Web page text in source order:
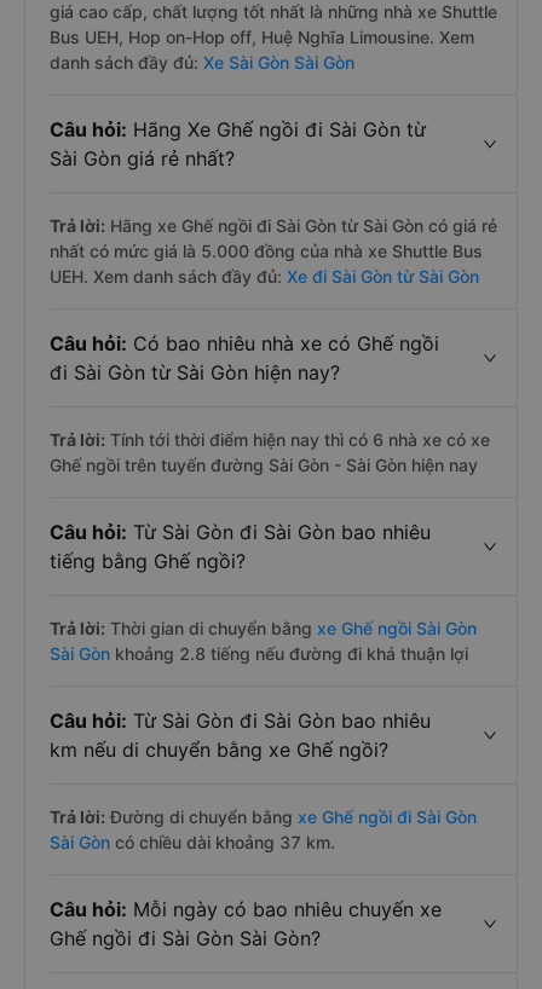
giá cao cấp, chất lượng tốt nhất là những nhà xe Shuttle
Bus UEH, Hop on-Hop off, Huệ Nghĩa Limousine. Xem
danh sách đầy đủ: Xe Sài Gòn Sài Gòn
Câu hỏi: Hãng Xe Ghế ngồi đi Sài Gòn từ
Sài Gòn giá rẻ nhất?
Trả lời: Hãng xe Ghế ngồi đi Sài Gòn từ Sài Gòn có giá rẻ
nhất có mức giá là 5.000 đồng của nhà xe Shuttle Bus
UEH. Xem danh sách đầy đủ: Xe đi Sài Gòn từ Sài Gòn
Câu hỏi: Có bao nhiêu nhà xe có Ghế ngồi
đi Sài Gòn từ Sài Gòn hiện nay?
Trả lời: Tính tới thời điểm hiện nay thì có 6 nhà xe có xe
Ghế ngồi trên tuyến đường Sài Gòn - Sài Gòn hiện nay
Câu hỏi: Từ Sài Gòn đi Sài Gòn bao nhiêu
tiếng bằng Ghế ngồi?
Trả lời: Thời gian di chuyển bằng xe Ghế ngồi Sài Gòn
Sài Gòn khoảng 2.8 tiếng nếu đường đi khá thuận lợi
Câu hỏi: Từ Sài Gòn đi Sài Gòn bao nhiêu
km nếu di chuyển bằng xe Ghế ngồi?
Trả lời: Đường di chuyển bằng xe Ghế ngồi đi Sài Gòn
Sài Gòn có chiều dài khoảng 37 km.
Câu hỏi: Mỗi ngày có bao nhiêu chuyến xe
Ghế ngồi đi Sài Gòn Sài Gòn?